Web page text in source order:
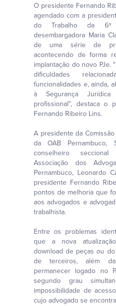
O presidente Fernando
agendado com a
do Trabalho da 6ª
desembargadora Maria
de uma série de
acontecendo de forma
implantação do novo PJe.
dificuldades
funcionalidades e, ainda,
à Segurança
profissional", destaca o
Fernando Ribeiro Lins.
A presidente da
da OAB
conselheiro
Associação dos
Pernambuco, Leonardo
presidente Fernando
pontos de melhoria que
aos advogados e
trabalhista.
Entre os problemas
que a nova
download de peças ou
de terceiros, além
permanecer logado no
segundo grau
impossibilidade de
cujo advogado se